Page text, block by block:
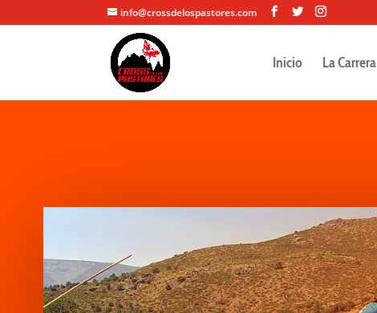
info@crossdelospastores.com
Inicio La Carrera